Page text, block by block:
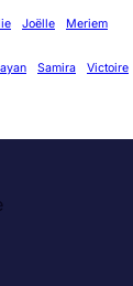
Joëlle Meriem
Samira Victoire